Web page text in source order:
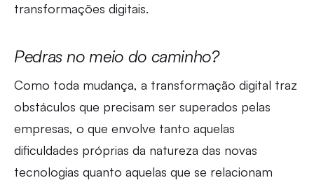
transformações digitais.
Pedras no meio do caminho?
Como toda mudança, a transformação digital traz
obstáculos que precisam ser superados pelas
empresas, o que envolve tanto aquelas
dificuldades próprias da natureza das novas
tecnologias quanto aquelas que se relacionam